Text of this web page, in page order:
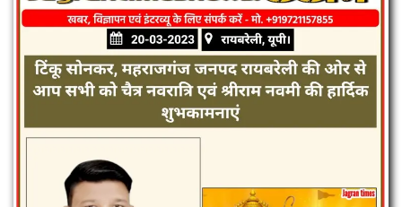
लखनऊ
बड़ी खबर
शिक्षा